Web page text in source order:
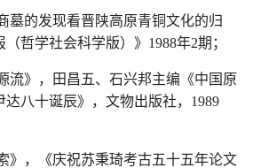
墓的发现看晋陕高原青铜文化的归
哲学社会科学版）》1988年2期；
流》，田昌五、石兴邦主编《中国原
八十诞辰》，文物出版社，1989
》，《庆祝苏秉琦考古五十五年论文